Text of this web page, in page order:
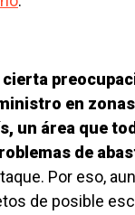
cierta
en
un área que
de
Por eso,
de posible